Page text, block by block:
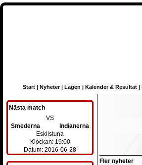
Start | Nyheter| Lagen | Kalender & Resultat |
Nästa match
VS
Smederna Indianerna
Eskilstuna
Klockan: 19:00
Datum: 2016-06-28
Fler nyheter